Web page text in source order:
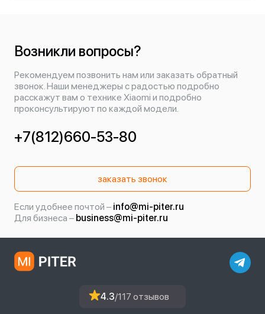
Возникли вопросы?
Рекомендуем позвонить нам или заказать обратный
звонок. Наши менеджеры с радостью подробно
расскажут вам о технике Xiaomi и подробно
проконсультируют по каждой модели.
+7(812)660-53-80
заказать звонок
Если удобнее почтой – info@mi-piter.ru
Для бизнеса – business@mi-piter.ru
4.3/117 отзывов